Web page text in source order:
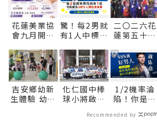
花蓮美業協
會九月開辦
班打造無痛
轉職首選 小
班制實作教
學協助零基
礎學員建立
扎實技術邁
驚！每2男就
有1人中標？
二〇二六花
蓮第五十八
運動會盛大
開幕 六十八
城逾千選手
齊聚花蓮∣
花蓮新聞網
官方網站各
類新聞－最
吉安鄉幼新
生體驗 幼童
化仁國中棒
球小將啟程
嘉彥到場勉
1/2機率淪
陷！你是好
男？關鍵在
PR
Recommended by